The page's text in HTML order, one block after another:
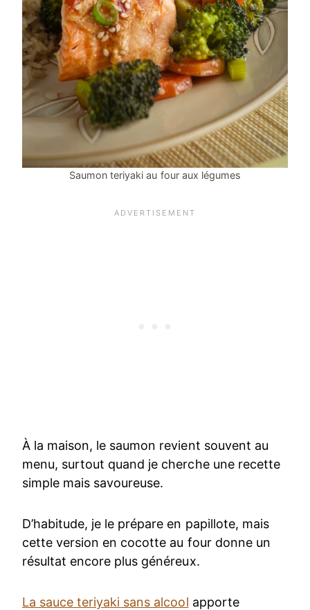
Saumon teriyaki au four aux légumes
À la maison, le saumon revient souvent au
menu, surtout quand je cherche une recette
simple mais savoureuse.
D’habitude, je le prépare en papillote, mais
cette version en cocotte au four donne un
résultat encore plus généreux.
La sauce teriyaki sans alcool apporte